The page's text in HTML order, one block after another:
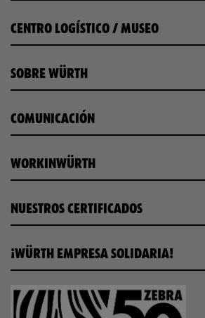
CENTRO LOGÍSTICO / MUSEO
SOBRE WÜRTH
COMUNICACIÓN
WORKINWÜRTH
NUESTROS CERTIFICADOS
¡WÜRTH EMPRESA SOLIDARIA!